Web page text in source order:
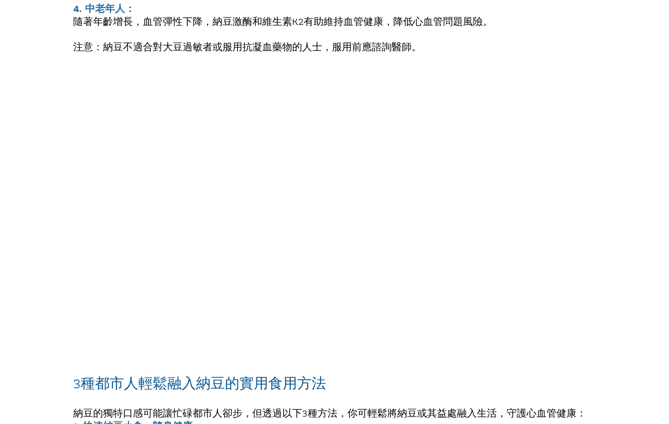
4. 中老年人：
隨著年齡增長，血管彈性下降，納豆激酶和維生素K2有助維持血管健康，降低心血管問題風險。
注意：納豆不適合對大豆過敏者或服用抗凝血藥物的人士，服用前應諮詢醫師。
3種都市人輕鬆融入納豆的實用食用方法
納豆的獨特口感可能讓忙碌都市人卻步，但透過以下3種方法，你可輕鬆將納豆或其益處融入生活，守護心血管健康：